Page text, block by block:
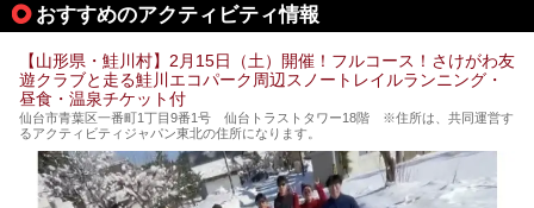
「人間将棋」とは昭和31年から毎年春に山形県天童市で行
われている一大イベントで、甲冑や着物姿の武者に扮した人
人気漫画「３月のライオン」の中でもこの人間将棋のシーン
が描かれ、「坊」こと二海堂氏の甲冑のあまりの似合いっぷ
りに、思わず吹き出してしまった読者もいることでしょう。
2017年は4月22日（土）・23日（日）に舞鶴山の頂上で行
われます。また、23日は「天童百面指し」が行われ、人間
将棋終了後、小学生以上の一般市民がプロ棋士と対局するこ
とができます。
おすすめのアクティビティ情報
【山形県・鮭川村】2月15日（土）開催！フルコース！さけがわ友
遊クラブと走る鮭川エコパーク周辺スノートレイルランニング・
昼食・温泉チケット付
仙台市青葉区一番町1丁目9番1号 仙台トラストタワー18階 ※住所は、共同運営す
るアクティビティジャパン東北の住所になります。